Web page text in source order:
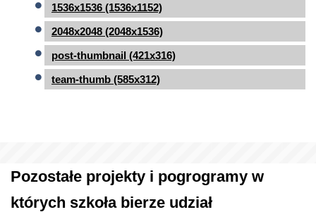
1536x1536 (1536x1152)
2048x2048 (2048x1536)
post-thumbnail (421x316)
team-thumb (585x312)
Pozostałe projekty i pogrogramy w
których szkoła bierze udział